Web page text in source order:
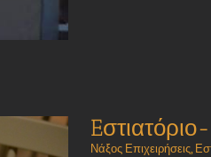
Νάξος Επιχειρήσεις,